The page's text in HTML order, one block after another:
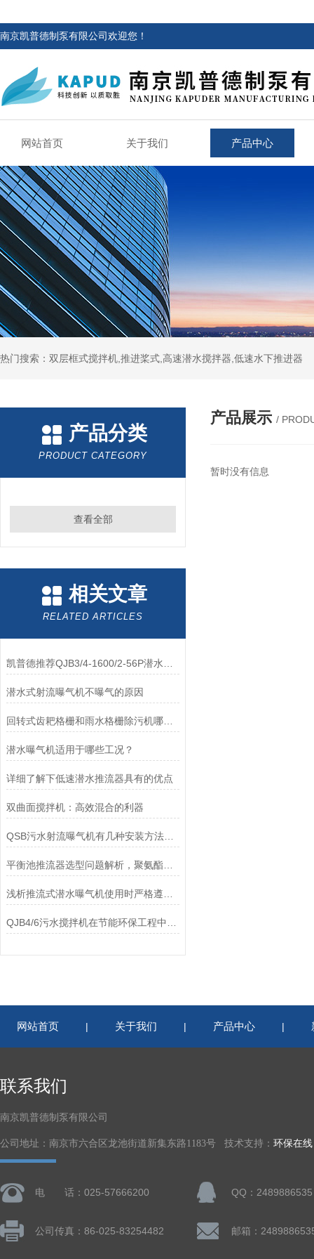
南京凯普德制泵有限公司欢迎您！
网站首页 关于我们 产品中心
热门搜索：双层框式搅拌机,推进桨式,高速潜水搅拌器,低速水下推进器
产品分类
PRODUCT CATEGORY
查看全部
相关文章
RELATED ARTICLES
潜水式射流曝气机不曝气的原因
回转式齿耙格栅和雨水格栅除污机哪个好？如何选择-南京凯普德帮您分析
潜水曝气机适用于哪些工况？
详细了解下低速潜水推流器具有的优点
双曲面搅拌机：高效混合的利器
QSB污水射流曝气机有几种安装方法？对比自由移动式和耦合式的区别
平衡池推流器选型问题解析，聚氨酯，玻璃钢如何选型？
产品展示 /
暂时没有信息
网站首页 | 关于我们 | 产品中心 |
联系我们
南京凯普德制泵有限公司
公司地址：南京市六合区龙池街道新集东路1183号 技术支持： 环保在线
电 话：025-57666200 QQ：2489886535
公司传真：86-025-83254482 邮箱：